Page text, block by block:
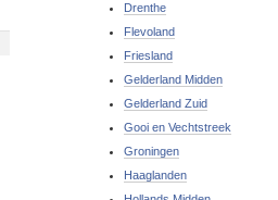
Drenthe
Flevoland
Friesland
Gelderland Midden
Gelderland Zuid
Gooi en Vechtstreek
Groningen
Haaglanden